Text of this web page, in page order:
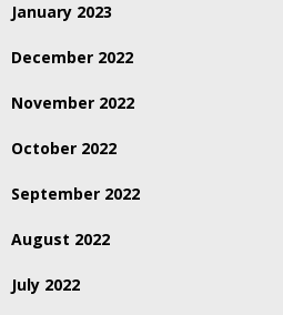
January 2023
December 2022
November 2022
October 2022
September 2022
August 2022
July 2022